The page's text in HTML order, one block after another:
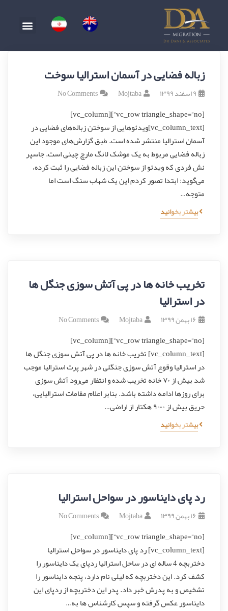
زباله فضایی در آسمان استرالیا سوخت
۹ اسفند ۱۳۹۹ Mojtaba
No Comments
[vc_row triangle_shape=”no”][vc_column]
[vc_column_text]ویدئوهایی از سوختن زباله‌های فضایی در
آسمان استرالیا منتشر شده است. طبق گزارش‌های موجود این
زباله فضایی مربوط به یک موشک لانگ مارچ چینی است. جاسپر
نش فردی که ویدئو از سوختن این زباله فضایی را ثبت کرده،
می‌گوید: ابتدا تصور کردم این یک شهاب سنگ است اما
متوجه…
بیشتر بخوانید
تخریب خانه ها در پی آتش سوزی جنگل ها
در استرالیا
۱۶ بهمن ۱۳۹۹ Mojtaba
No Comments
[vc_row triangle_shape=”no”][vc_column]
[vc_column_text] تخریب خانه ها در پی آتش سوزی جنگل ها
در استرالیا وقوع آتش سوزی جنگلی در شهر پرت استرالیا موجب
شد بیش از ۷۰ خانه تخریب شده و انتظار می‌رود آتش سوزی
برای روزها ادامه داشته باشد. بنابر اعلام مقامات استرالیایی،
حریق بیش از ۹۰۰۰ هکتار از اراضی…
بیشتر بخوانید
رد پای دایناسور در سواحل استرالیا
۱۶ بهمن ۱۳۹۹ Mojtaba
No Comments
[vc_row triangle_shape=”no”][vc_column]
[vc_column_text] رد پای دایناسور در سواحل استرالیا
دختربچه 4 ساله ای در ساحل استرالیا ردپای یک دایناسور را
کشف کرد. این دختربچه که لیلی نام دارد، پنجه دایناسور را
تشخیص و به پدرش خبر داد. پدر این دختربچه از ردپای این
دایناسور عکس گرفته و سپس کارشناس ها به…